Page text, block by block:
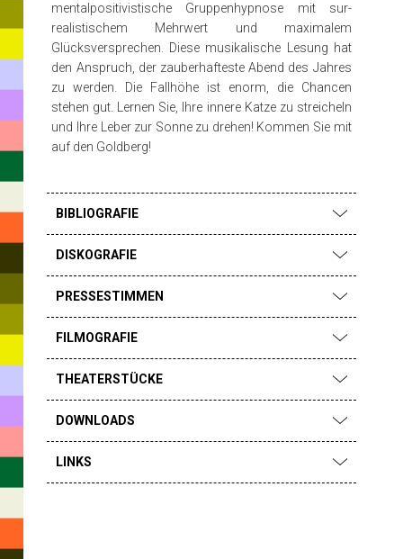
mentalpositivistische Gruppenhypnose mit sur-
realistischem Mehrwert und maximalem
Glücksversprechen. Diese musikalische Lesung hat
den Anspruch, der zauberhafteste Abend des Jahres
zu werden. Die Fallhöhe ist enorm, die Chancen
stehen gut. Lernen Sie, Ihre innere Katze zu streicheln
und Ihre Leber zur Sonne zu drehen! Kommen Sie mit
auf den Goldberg!
BIBLIOGRAFIE
DISKOGRAFIE
PRESSESTIMMEN
FILMOGRAFIE
THEATERSTÜCKE
DOWNLOADS
LINKS